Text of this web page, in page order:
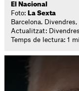
El Nacional
Foto: La Sexta
Barcelona.
Actualitzat:
Temps de lectura: 1